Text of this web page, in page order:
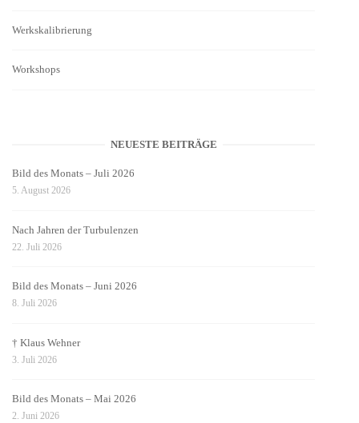
Werkskalibrierung
Workshops
NEUESTE BEITRÄGE
Bild des Monats – Juli 2026
5. August 2026
Nach Jahren der Turbulenzen
22. Juli 2026
Bild des Monats – Juni 2026
8. Juli 2026
† Klaus Wehner
3. Juli 2026
Bild des Monats – Mai 2026
2. Juni 2026